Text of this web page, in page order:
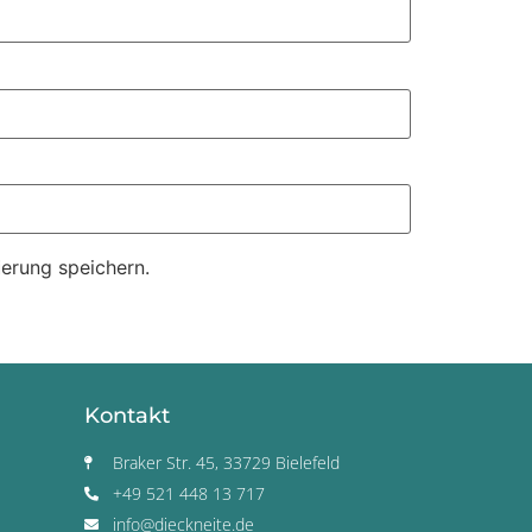
speichern.
Kontakt
Braker Str. 45, 33729 Bielefeld
+49 521 448 13 717
info@dieckneite.de